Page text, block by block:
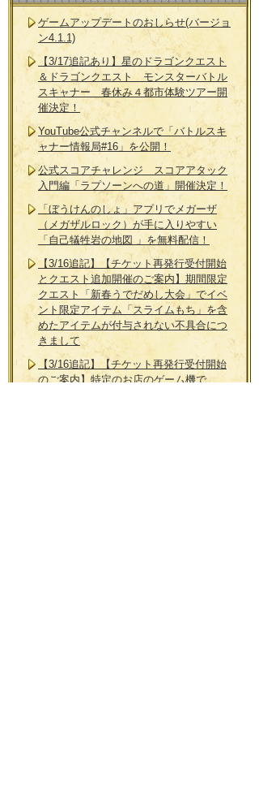
ゲームアップデートのおしらせ(バージョ
ン4.1.1)
【3/17追記あり】星のドラゴンクエスト
＆ドラゴンクエスト モンスターバトル
スキャナー 春休み４都市体験ツアー開
催決定！
YouTube公式チャンネルで「バトルスキ
ャナー情報局#16」を公開！
公式スコアチャレンジ スコアアタック
入門編「ラプソーンへの道」開催決定！
「ぼうけんのしょ」アプリでメガーザ
（メガザルロック）が手に入りやすい
「自己犠牲岩の地図 」を無料配信！
【3/16追記】【チケット再発行受付開始
とクエスト追加開催のご案内】期間限定
クエスト「新春うでだめし大会」でイベ
ント限定アイテム「スライムもち」を含
めたアイテムが付与されない不具合につ
きまして
【3/16追記】【チケット再発行受付開始
のご案内】特定のお店のゲーム機で、